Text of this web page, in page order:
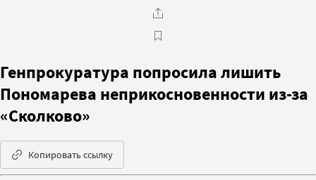
Генпрокуратура попросила лишить
Пономарева неприкосновенности из-за
«Сколково»
Копировать ссылку